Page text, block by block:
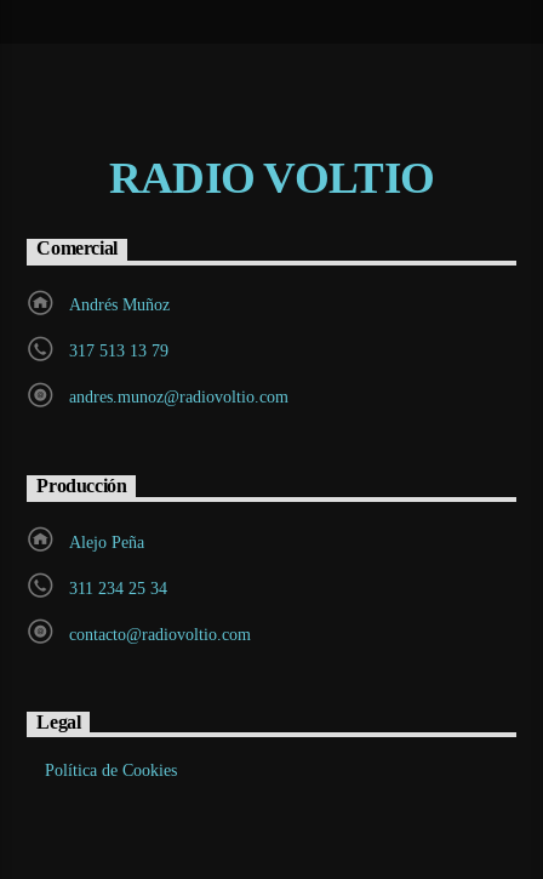
RADIO VOLTIO
Comercial
Andrés Muñoz
317 513 13 79
andres.munoz@radiovoltio.com
Producción
Alejo Peña
311 234 25 34
contacto@radiovoltio.com
Legal
Política de Cookies